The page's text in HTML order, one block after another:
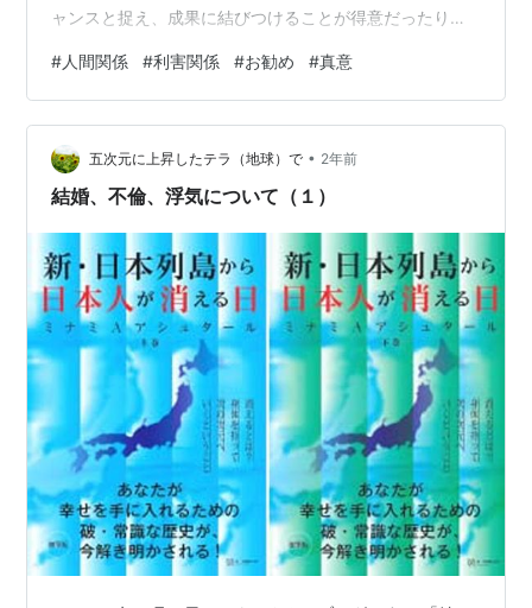
ャンスと捉え、成果に結びつけることが得意だったりし
まい、利害関係に及ぶような話はできないという人も結
構いると思います。 後々何かトラブルでも起きたら関係
性が崩れる、そんな風に思ってしまいます。 ビジネスと
まではいかなくても、何かの活動などでも言えることで
す。 お勧めしたいもの、お勧めされたものに対して、両
#人間関係 #利害関係 #お勧め #真意
五次元に上昇したテラ（地球）で • 2年前
結婚、不倫、浮気について（１）